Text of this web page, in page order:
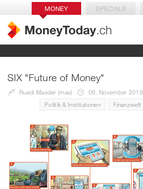
MONEY SPECIALS
SIX "Future of Money"
Ruedi Maeder (mae)
08. November 2019
Politik & Institutionen
Finanzwelt